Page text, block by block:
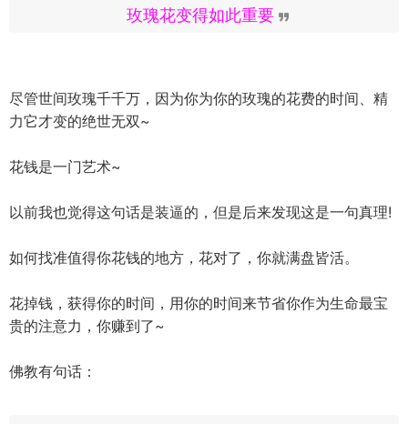
玫瑰花变得如此重要
尽管世间玫瑰千千万，因为你为你的玫瑰的花费的时间、精
力它才变的绝世无双~
花钱是一门艺术~
以前我也觉得这句话是装逼的，但是后来发现这是一句真理!
如何找准值得你花钱的地方，花对了，你就满盘皆活。
花掉钱，获得你的时间，用你的时间来节省你作为生命最宝
贵的注意力，你赚到了~
佛教有句话：